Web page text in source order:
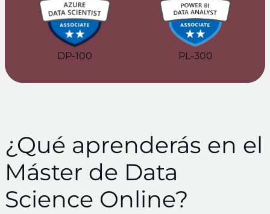
DP-100 PL-300
¿Qué aprenderás en el
Máster de Data
Science Online?